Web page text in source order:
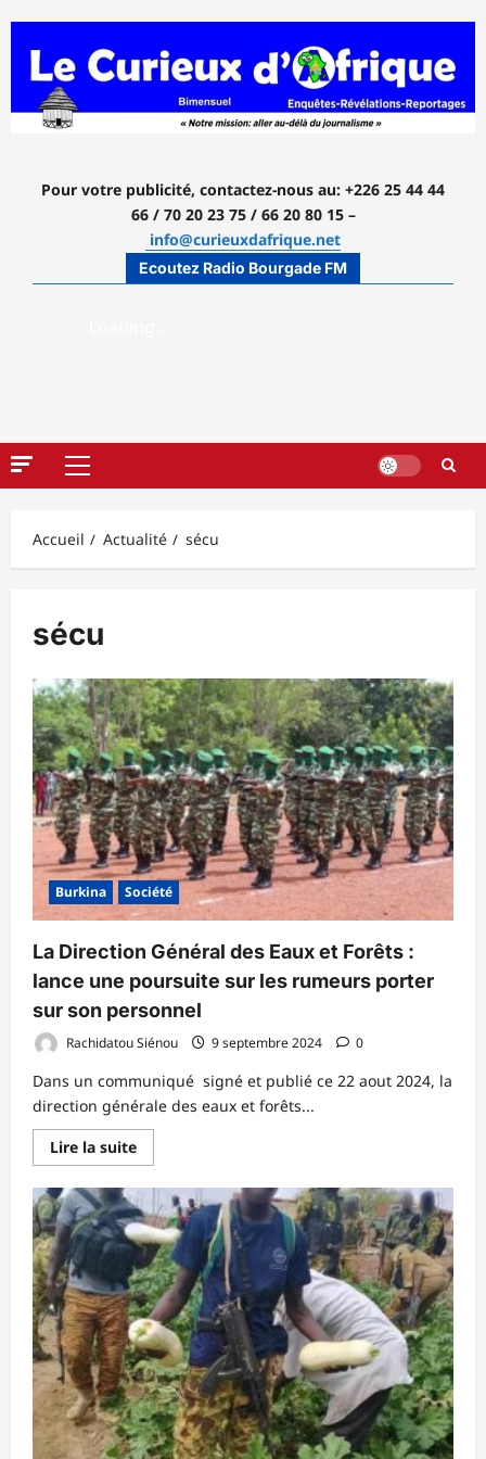
contenu
Pour votre publicité, contactez-nous au: +226 25 44 44
66 / 70 20 23 75 / 66 20 80 15 –
info@curieuxdafrique.net
Ecoutez Radio Bourgade FM
Menu
Accueil
Actualité sécu
sécu
Burkina Société
La Direction Général des Eaux et Forêts :
lance une poursuite sur les rumeurs porter
sur son personnel
Rachidatou Siénou 9 septembre 2024 0
Dans un communiqué signé et publié ce 22 aout 2024, la
direction générale des eaux et forêts...
Lire la suiteEn
savoir
sur
La
Direction
Général
des
Eaux
et
Forêts
:
lance
une
poursuite
sur
les
rumeurs
porter
sur
son